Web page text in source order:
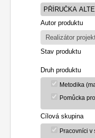
Autor produktu
Stav produktu
Druh produktu
Metodika
Pomůcka
Cílová skupina
Pracovníci v